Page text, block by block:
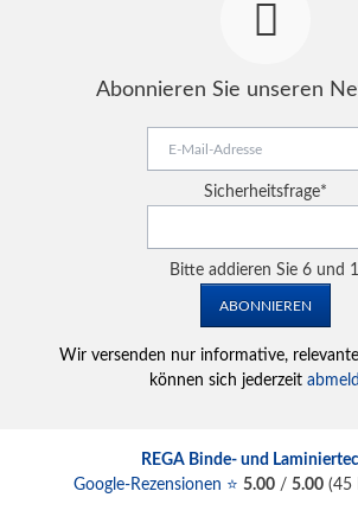
Abonnieren Sie unseren
Adresse
Pflichtfeld
Sicherheitsfrage*
Bitte addieren Sie 6 und
ABONNIEREN
Wir versenden nur informative,
können sich jederzeit
REGA Binde- und
Google-Rezensionen ⭐ 5.00/ 5.00(45